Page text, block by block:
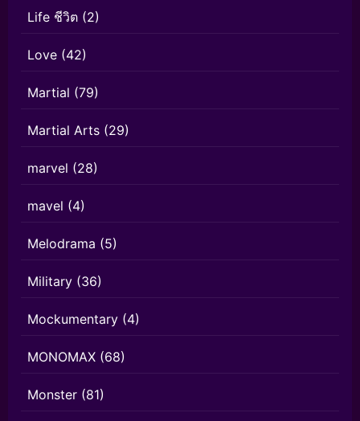
Life ชีวิต (2)
Love (42)
Martial (79)
Martial Arts (29)
marvel (28)
mavel (4)
Melodrama (5)
Military (36)
Mockumentary (4)
MONOMAX (68)
Monster (81)